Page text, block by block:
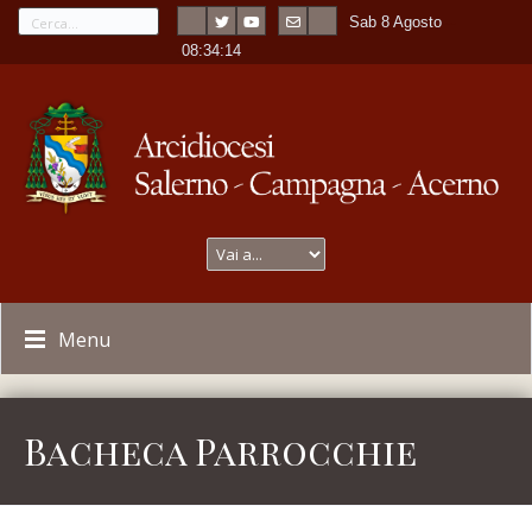
Sab 8 Agosto
-08:34:15
Menu
Bacheca Parrocchie